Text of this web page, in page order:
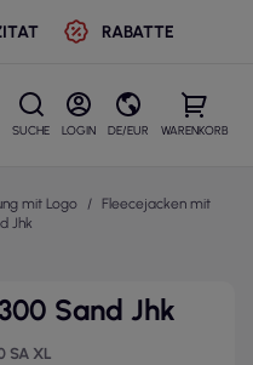
RABATTE
SUCHE LOGIN DE/EUR WARENKORB
mit Logo
Fleecejacken mit
Jhk
Sand Jhk
SA XL